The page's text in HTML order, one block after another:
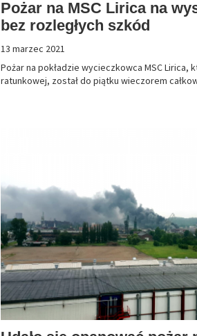
Pożar na MSC Lirica na
bez rozległych szkód
13 marzec 2021
Pożar na pokładzie wycieczkowca MSC Lirica,
ratunkowej, został do piątku wieczorem